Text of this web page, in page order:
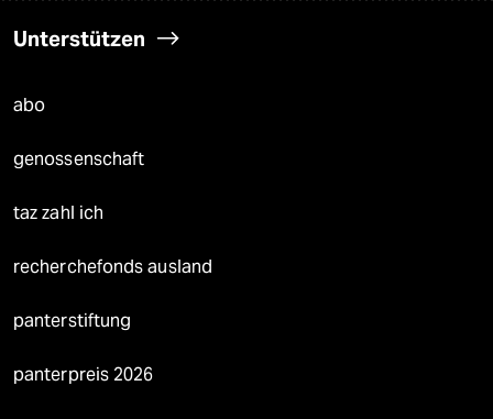
Unterstützen
abo
genossenschaft
taz zahl ich
recherchefonds ausland
panterstiftung
panterpreis 2026